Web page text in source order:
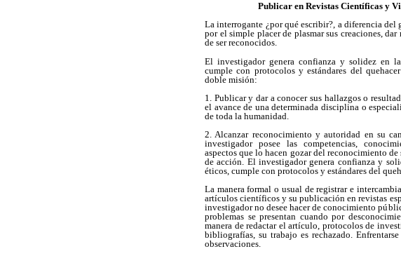
Publicar en Revistas Científicas y
La interrogante ¿por qué escribir?, a diferencia
por el simple placer de plasmar sus creaciones,
de ser reconocidos.
El investigador genera confianza y solidez en
cumple con protocolos y estándares del
doble misión:
1. Publicar y dar a conocer sus hallazgos o
el avance de una determinada disciplina o
de toda la humanidad.
2. Alcanzar reconocimiento y autoridad en su
investigador posee las competencias,
aspectos que lo hacen gozar del reconocimiento
de acción. El investigador genera confianza y
éticos, cumple con protocolos y estándares del
La manera formal o usual de registrar e
artículos científicos y su publicación en revistas
investigador no desee hacer de conocimiento
problemas se presentan cuando por
manera de redactar el artículo, protocolos de
bibliografías, su trabajo es rechazado.
observaciones.